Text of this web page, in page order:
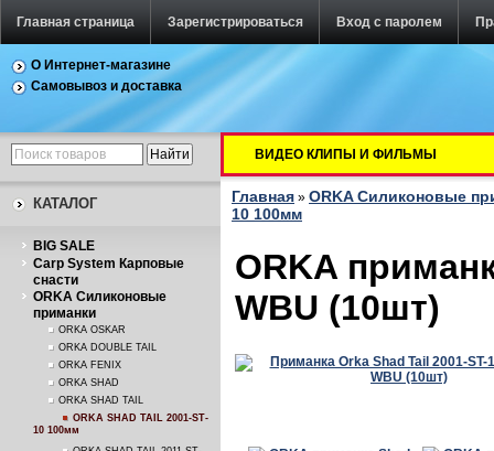
Главная страница Зарегистрироваться Вход с паролем
О Интернет-магазине
Самовывоз и доставка
КАТАЛОГ
BIG SALE
Carp System Карповые
снасти
ORKA Силиконовые
приманки
ORKA OSKAR
ORKA DOUBLE TAIL
ORKA FENIX
ORKA SHAD
ORKA SHAD TAIL
ORKA SHAD TAIL 2001-ST-
10 100мм
ВИДЕО КЛИПЫ И ФИЛЬМЫ
Главная » ORKA Силиконовые
10 100мм
ORKA
WBU (10шт)